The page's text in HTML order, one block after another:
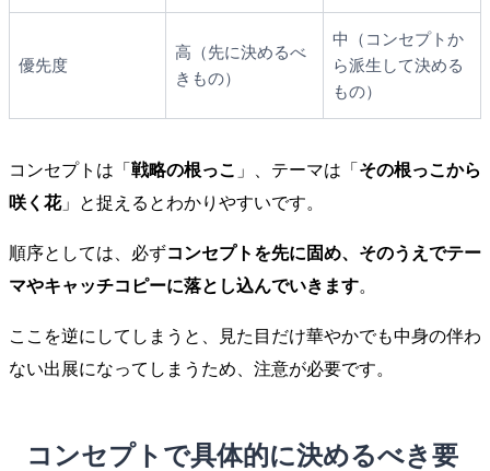
優先度
高（先に決めるべ
きもの）
中（コンセプトか
ら派生して決める
もの）
コンセプトは「 戦略の根っこ 」、テーマは「 その根っこから
咲く花」と捉えるとわかりやすいです。
順序としては、必ずコンセプトを先に固め、そのうえでテー
マやキャッチコピーに落とし込んでいきます。
ここを逆にしてしまうと、見た目だけ華やかでも中身の伴わ
ない出展になってしまうため、注意が必要です。
コンセプトで具体的に決めるべき要